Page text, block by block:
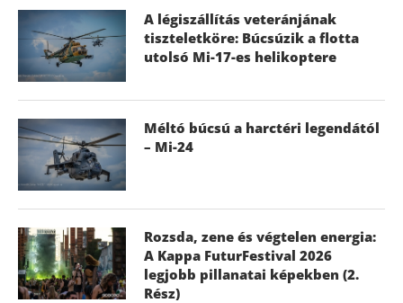
A légiszállítás veteránjának
tiszteletköre: Búcsúzik a flotta
utolsó Mi-17-es helikoptere
Méltó búcsú a harctéri legendától
– Mi-24
Rozsda, zene és végtelen energia:
A Kappa FuturFestival 2026
legjobb pillanatai képekben (2.
Rész)